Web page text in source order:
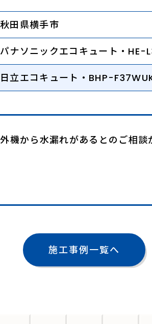
秋田県横手市
パナソニックエコキュート・HE-
日立エコキュート・BHP-
機から水漏れがあるとのご相談
施工事例一覧へ